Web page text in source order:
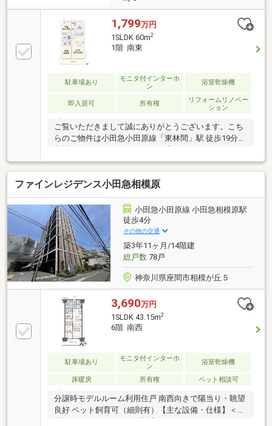
1,799万円
1SLDK 60m2
1階 南東
駐車場あり
モニタ付インターホ
ン
浴室乾燥機
即入居可 所有権
リフォームリノベー
ション
ご覧いただきまして誠にありがとうございます。こち
らのご物件は小田急小田原線「東林間」駅 徒歩19分の
の間取りです。スーパー、コンビニが徒歩圏内でお買
い物施設も充実。国道16号線へのアクセスも便利。新
しいお家で新生活を始めてみませんか？資料請求、ご
内覧予約はお気軽にどうぞ！
ファインレジデンス小田急相模原
小田急小田原線 小田急相模原駅
徒歩4分
その他の交通
築3年11ヶ月/14階建
総戸数78戸
神奈川県座間市相模が丘５
3,690万円
1SLDK 43.15m2
6階 南西
駐車場あり
モニタ付インターホ
ン
浴室乾燥機
床暖房 所有権 ペット相談可
分譲時モデルルーム利用住戸 南西向きで陽当り・眺望
良好 ペット飼育可（細則有）【主な設備・仕様】＜共